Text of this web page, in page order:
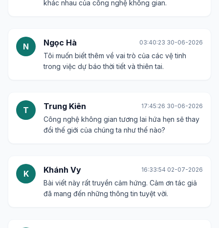
khác nhau của công nghệ không gian.
N Ngọc Hà 03:40:23 30-06-2026
Tôi muốn biết thêm về vai trò của các vệ tinh
trong việc dự báo thời tiết và thiên tai.
T Trung Kiên 17:45:26 30-06-2026
Công nghệ không gian tương lai hứa hẹn sẽ thay
đổi thế giới của chúng ta như thế nào?
K Khánh Vy 16:33:54 02-07-2026
Bài viết này rất truyền cảm hứng. Cảm ơn tác giả
đã mang đến những thông tin tuyệt vời.